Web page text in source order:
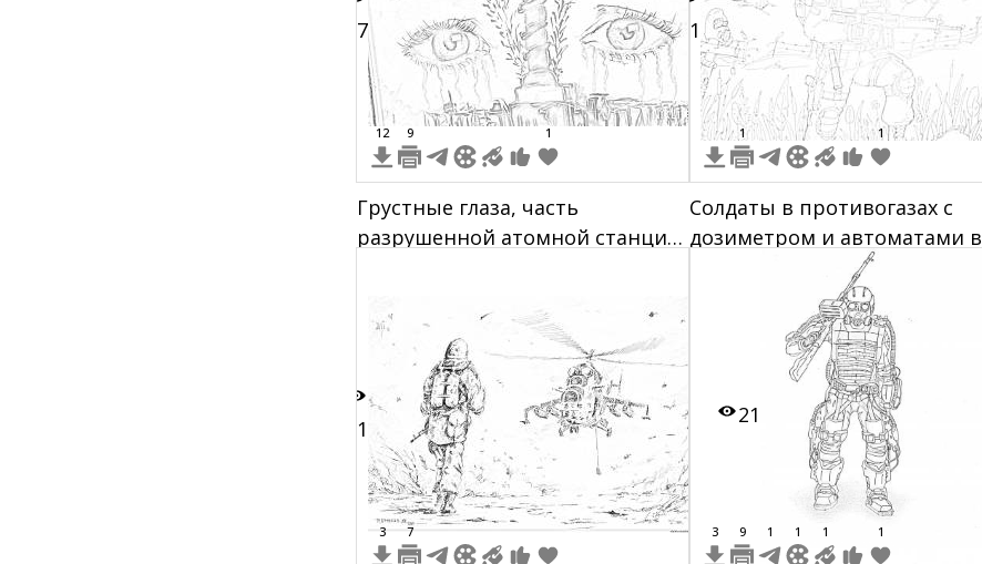
37
12 9 1
Грустные глаза, часть
разрушенной атомной станции,
11
1 1
Солдаты в противогазах с
дозиметром и автоматами в
зоне отчуждения, высокий
забор, знак радиации,
деформированные деревья
11
3 7
21
3 9 1 1 1 1